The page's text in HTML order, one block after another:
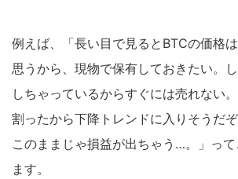
例えば、「長い目で見るとBTCの価格
思うから、現物で保有しておきたい。
しちゃっているからすぐには売れない
割ったから下降トレンドに入りそうだ
このままじゃ損益が出ちゃう…。」っ
ます。